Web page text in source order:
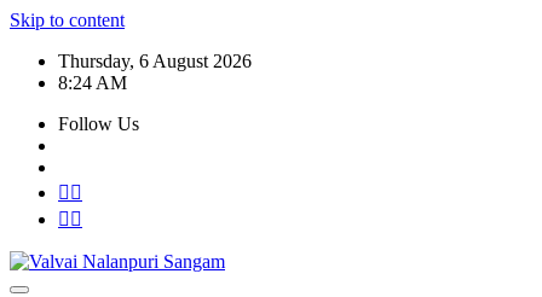
Skip to content
Thursday, 6 August 2026
8:24 AM
Follow Us